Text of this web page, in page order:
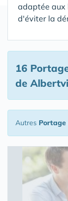
adaptée aux
d'éviter la
16
de
Autres Portage